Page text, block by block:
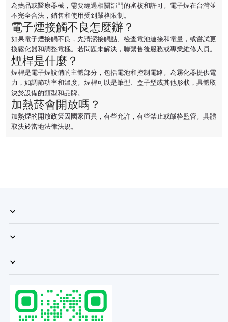
為藥品或醫療器械，需要經過相關部門的審核和許可。電子煙在台灣並
不完全合法，銷售和使用受到嚴格限制。
電子煙接觸不良怎麼辦？
如果電子煙接觸不良，先清潔接觸點、檢查電池連接和電量，或嘗試更
換霧化器和調整電極。若問題未解決，聯繫售後服務或專業維修人員。
煙桿是什麼？
煙桿是電子煙設備的主體部分，包括電池和控制電路。為霧化器提供電
力，如調節功率和溫度。煙桿可以是筆型、盒子型或其他形狀，具體取
決於設備的類型和品牌。
加熱菸會開放嗎？
加熱煙的開放政策因國家而異，有些允許，有些禁止或嚴格監管。具體
取決於當地法律法規。